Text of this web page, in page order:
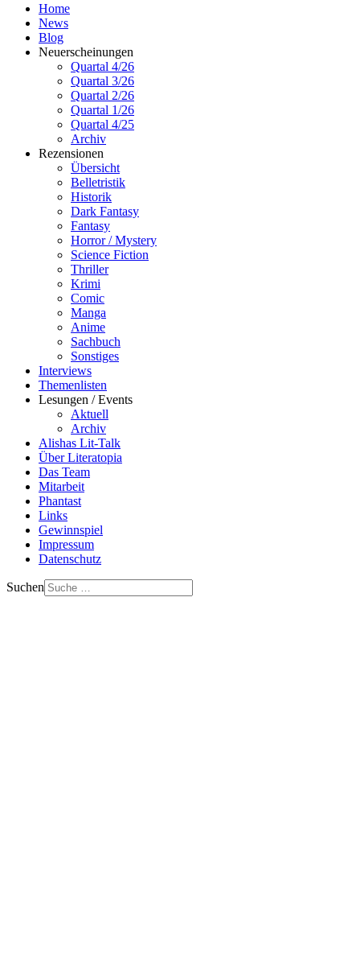
Home
News
Blog
Neuerscheinungen
Quartal 4/26
Quartal 3/26
Quartal 2/26
Quartal 1/26
Quartal 4/25
Archiv
Rezensionen
Übersicht
Belletristik
Historik
Dark Fantasy
Fantasy
Horror / Mystery
Science Fiction
Thriller
Krimi
Comic
Manga
Anime
Sachbuch
Sonstiges
Interviews
Themenlisten
Lesungen / Events
Aktuell
Archiv
Alishas Lit-Talk
Über Literatopia
Das Team
Mitarbeit
Phantast
Links
Gewinnspiel
Impressum
Datenschutz
Suchen